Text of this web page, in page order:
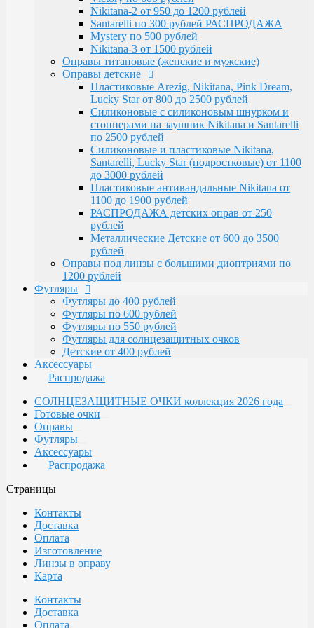
Santarelli, Lucky Star (подростковые) от 1100
до 3000 рублей
Пластиковые антивандальные Nikitana от
1100 до 1900 рублей
РАСПРОДАЖА детских оправ от 250 рублей
Металлические Детские от 600 до 3500
рублей
Оправы под линзы с большими диоптриями по
1200 рублей
Футляры до 400 рублей
Футляры по 600 рублей
Футляры по 550 рублей
Футляры для солнцезащитных очков
Детские от 400 рублей
Распродажа
Nikitana-2 от 950 до 1200 рублей
Santarelli по 300 рублей РАСПРОДАЖА
Mystery по 500 рублей
Nikitana-3 от 1500 рублей
Оправы титановые (женские и мужские)
Оправы детские
Пластиковые Arezig, Nikitana, Pink Dream,
Lucky Star от 800 до 2500 рублей
Силиконовые с силиконовым шнурком и
стопперами на заушник Nikitana и Santarelli
по 2500 рублей
Силиконовые и пластиковые Nikitana,
Santarelli, Lucky Star (подростковые) от 1100
до 3000 рублей
Пластиковые антивандальные Nikitana от
1100 до 1900 рублей
РАСПРОДАЖА детских оправ от 250
рублей
Металлические Детские от 600 до 3500
рублей
Оправы под линзы с большими диоптриями по
1200 рублей
Футляры
Футляры до 400 рублей
Футляры по 600 рублей
Футляры по 550 рублей
Футляры для солнцезащитных очков
Детские от 400 рублей
Аксессуары
Распродажа
СОЛНЦЕЗАЩИТНЫЕ ОЧКИ коллекция 2026 года
Готовые очки
Оправы
Футляры
Аксессуары
Распродажа
Страницы
Контакты
Доставка
Оплата
Изготовление
Линзы в оправу
Карта
Контакты
Доставка
Оплата